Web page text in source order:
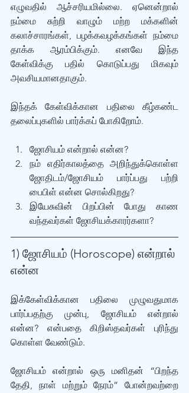
எழுவதில் ஆச்சரியமில்லை. ஏனென்றால்
நம்மை சுற்றி வாழும் மற்ற மக்களின்
கலாச்சாரங்கள், பழக்கவழக்கங்கள் நம்மை
தாக்க ஆரம்பிக்கும். எனவே இந்த
கேள்விக்கு பதில் கொடுப்பது மிகவும்
அவசியமானதாகும்.
இந்தக் கேள்விக்கான பதிலை கீழ்கண்ட
தலைப்புகளில் பார்க்கப் போகிறோம்.
ஜோசியம் என்றால் என்ன?
நம் எதிர்காலத்தை அறிந்துக்கொள்ள
ஜோதிடம்/ஜோசியம் பார்ப்பது பற்றி
பைபிள் என்ன சொல்கிறது?
இயேசுவின் பிறப்பின் போது காண
வந்தவர்கள் ஜோசியக்காரர்களா?
1) ஜோசியம் (Horoscope) என்றால்
என்ன
இக்கேள்விக்கான பதிலை முழுவதுமாக
பார்ப்பதற்கு முன்பு, ஜோசியம் என்றால்
என்ன? என்பதை கிறிஸ்தவர்கள் புரிந்து
கொள்ள வேண்டும்.
ஜோசியம் என்றால் ஒரு மனிதன் “பிறந்த
தேதி, நாள் மற்றும் நேரம்” போன்றவற்றை